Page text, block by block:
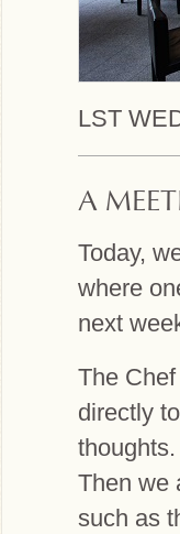
LST
A
Today,
where
next
The
directly
thoughts.
Then we
such as